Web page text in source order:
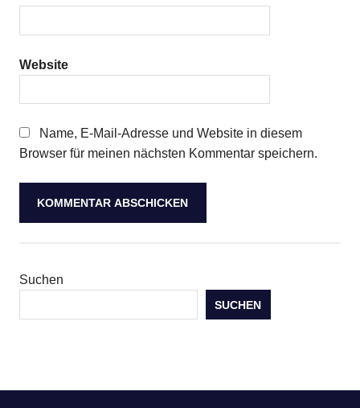
Website
Name, E-Mail-Adresse und Website in diesem
Browser für meinen nächsten Kommentar speichern.
Suchen
SUCHEN